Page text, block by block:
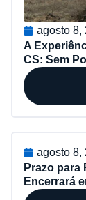
agosto 8,
A
CS: Sem
agosto 8,
Prazo para
Encerrará